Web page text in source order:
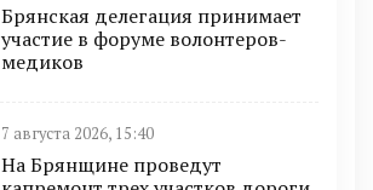
Брянская делегация принимает
участие в форуме волонтеров-
медиков
7 августа 2026, 15:40
На Брянщине проведут